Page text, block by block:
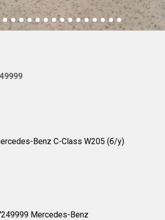
Benz C-Class W205 (б/у)
Mercedes-Benz